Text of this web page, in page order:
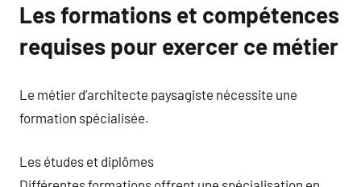
Les formations et compétences
requises pour exercer ce métier
Le métier d’architecte paysagiste nécessite une
formation spécialisée.
Les études et diplômes